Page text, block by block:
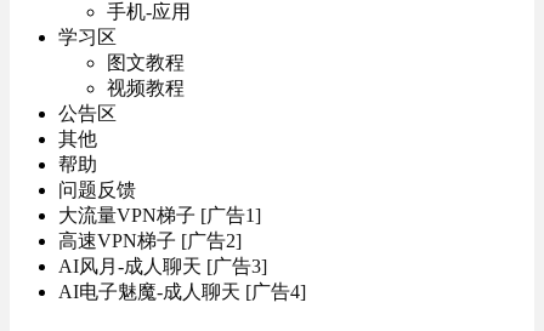
手机-应用
学习区
图文教程
视频教程
公告区
其他
帮助
问题反馈
大流量VPN梯子 [广告1]
高速VPN梯子 [广告2]
AI风月-成人聊天 [广告3]
AI电子魅魔-成人聊天 [广告4]